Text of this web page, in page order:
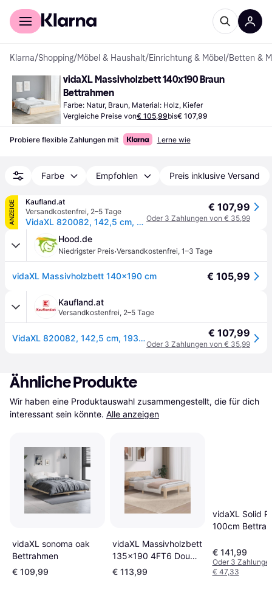
Für Shopper
Klarna/Shopping/Möbel & Haushalt/Einrichtung & Möbel /Betten &
vidaXL Massivholzbett 140x190 Braun
Bettrahmen
Farbe: Natur, Braun, Material: Holz, Kiefer
Vergleiche Preise von€ 105,99bis€ 107,99
Probiere flexible Zahlungen mit Lerne wie
Farbe Empfohlen Preis inklusive Versand
ANZEIGE
Kaufland.at
Versandkostenfrei, 2–5 Tage
VidaXL 820082, 142,5 cm, 193 cm, 23 cm, 1400 x 1900 mm, 1 Stück(e)
€ 107,99
Oder 3 Zahlungen von € 35,99
Hood.de
Niedrigster Preis·Versandkostenfrei, 1–3 Tage
vidaXL Massivholzbett 140x190 cm € 105,99
Kaufland.at
Versandkostenfrei, 2–5 Tage
VidaXL 820082, 142,5 cm, 193 cm, 23 cm, 1400 x 1900 mm, 1 Stück(e) € 107,99
Oder 3 Zahlungen von € 35,99
Ähnliche Produkte
Wir haben eine Produktauswahl zusammengestellt, die für dich
interessant sein könnte. Alle anzeigen
vidaXL sonoma oak
Bettrahmen
€ 109,99
vidaXL Massivholzbett
135x190 4FT6 Double
Braun, 135
Bettrahmen
€ 113,99
vidaXL Solid
100cm
€ 141,99
Oder 3
€ 47,33